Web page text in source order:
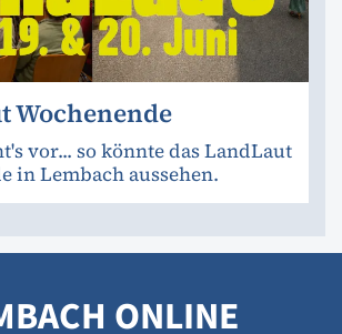
Wochenende
vor... so könnte das LandLaut
in Lembach aussehen.
ONLINE